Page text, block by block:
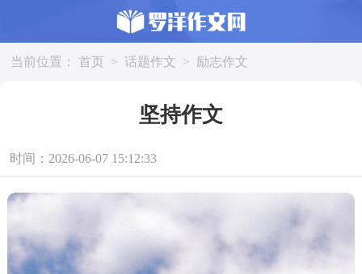
当前位置： 首页 > 话题作文 > 励志作文
坚持作文
时间：2026-06-07 15:12:33